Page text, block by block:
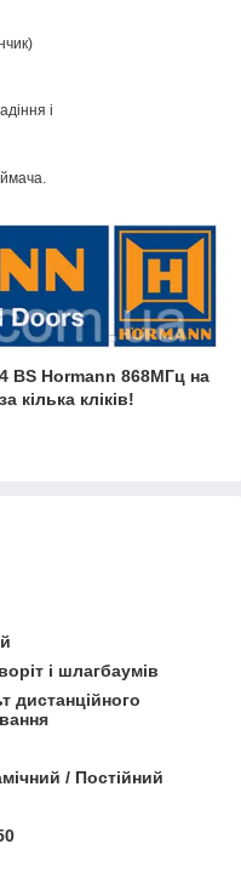
і
BS Hormann 868МГц на
кілька кліків!
і шлагбаумів
дистанційного
/ Постійний